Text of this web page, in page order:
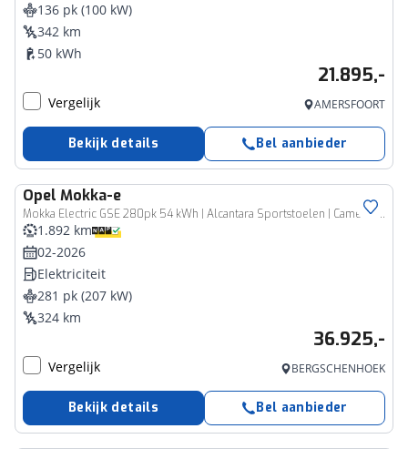
136 pk (100 kW)
342 km
50 kWh
21.895,-
Vergelijk AMERSFOORT
Bekijk details Bel aanbieder
Opel Mokka-e
Mokka Electric GSE 280pk 54 kWh | Alcantara Sportstoelen | Camera | Stoelverwarming DEMONSTRATIE AUTO
1.892 km
02-2026
Elektriciteit
281 pk (207 kW)
324 km
36.925,-
Vergelijk BERGSCHENHOEK
Bekijk details Bel aanbieder